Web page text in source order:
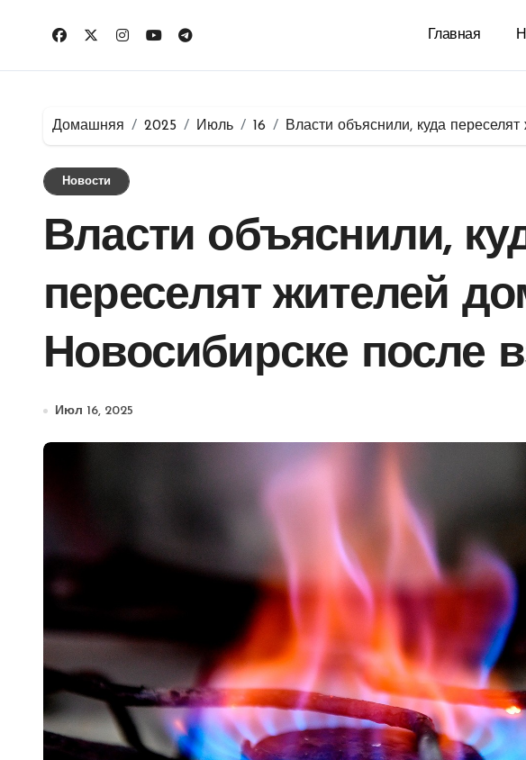
Главная
Домашняя 2025 Июль 16 Власти объяснили, куда
Новости
Власти объяснили,
переселят жителей
Новосибирске после
Июл 16, 2025